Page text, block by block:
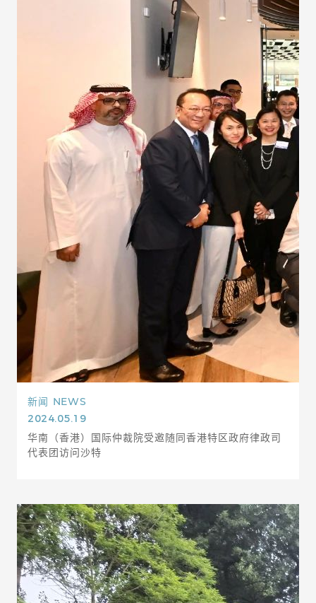
新闻 NEWS
2024.05.19
华南（香港）国际仲裁院受邀随同香港特区政府律政司
代表团访问沙特